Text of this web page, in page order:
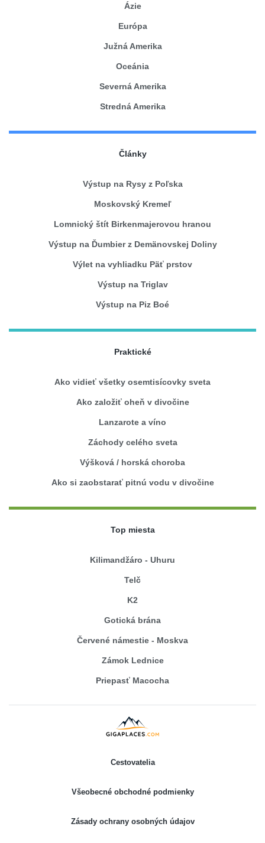
Ázie
Európa
Južná Amerika
Oceánia
Severná Amerika
Stredná Amerika
Články
Výstup na Rysy z Poľska
Moskovský Kremeľ
Lomnický štít Birkenmajerovou hranou
Výstup na Ďumbier z Demänovskej Doliny
Výlet na vyhliadku Päť prstov
Výstup na Triglav
Výstup na Piz Boé
Praktické
Ako vidieť všetky osemtisícovky sveta
Ako založiť oheň v divočine
Lanzarote a víno
Záchody celého sveta
Výšková / horská choroba
Ako si zaobstarať pitnú vodu v divočine
Top miesta
Kilimandžáro - Uhuru
Telč
K2
Gotická brána
Červené námestie - Moskva
Zámok Lednice
Priepasť Macocha
Cestovatelia
Všeobecné obchodné podmienky
Zásady ochrany osobných údajov